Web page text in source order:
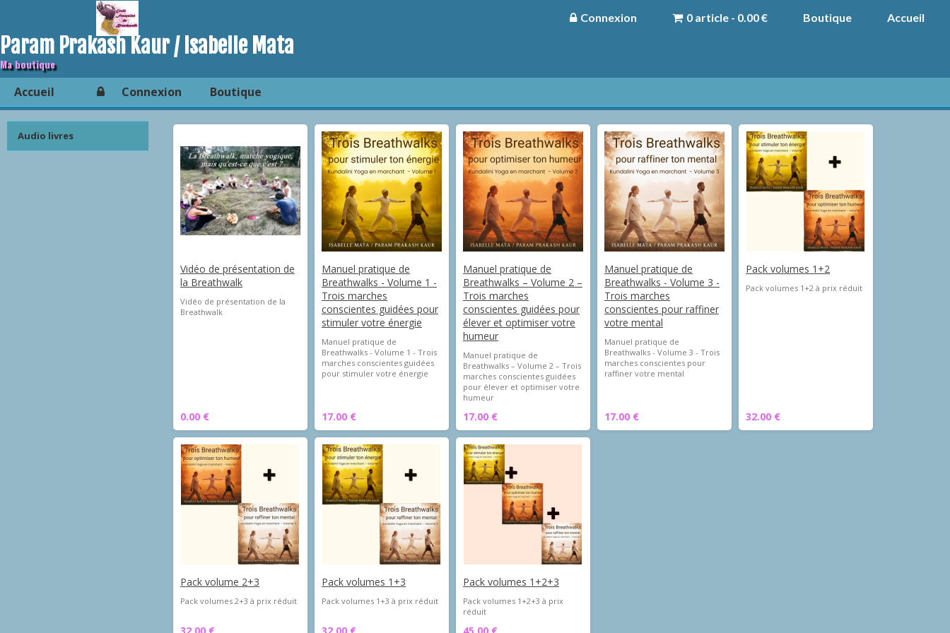
Connexion 0 article - 0.00 € Boutique Accueil
Param Prakash Kaur / Isabelle Mata
Ma boutique
Accueil Connexion Boutique
Audio livres
Vidéo de présentation de
la Breathwalk
Vidéo de présentation de la
Breathwalk
0.00 €
Manuel pratique de
Breathwalks - Volume 1 -
Trois marches
conscientes guidées pour
stimuler votre énergie
Manuel pratique de
Breathwalks - Volume 1 - Trois
marches conscientes guidées
pour stimuler votre énergie
17.00 €
Manuel pratique de
Breathwalks – Volume 2 –
Trois marches
conscientes guidées pour
élever et optimiser votre
humeur
Manuel pratique de
Breathwalks – Volume 2 – Trois
marches conscientes guidées
pour élever et optimiser votre
humeur
17.00 €
Manuel pratique de
Breathwalks - Volume 3 -
Trois marches
conscientes pour raffiner
votre mental
Manuel pratique de
Breathwalks - Volume 3 - Trois
marches conscientes pour
raffiner votre mental
17.00 €
Pack volumes 1+2
Pack volumes 1+2 à prix réduit
32.00 €
Pack volume 2+3
Pack volumes 2+3 à prix réduit
Pack volumes 1+3
Pack volumes 1+3 à prix réduit
Pack volumes 1+2+3
Pack volumes 1+2+3 à prix
réduit